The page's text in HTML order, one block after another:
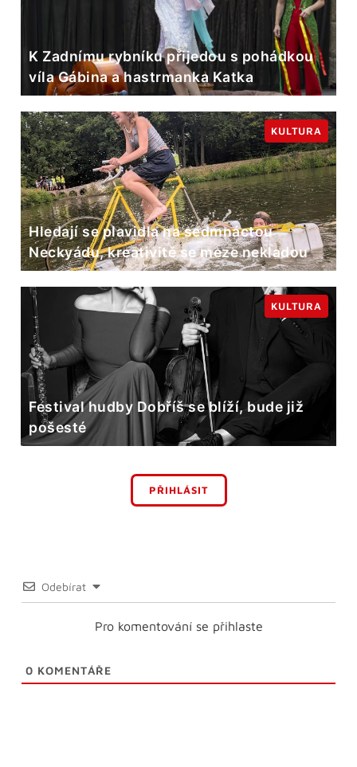
K Zadnímu rybníku přijedou s pohádkou
víla Gábina a hastrmanka Katka
Hledají se plavidla na sedmnáctou
Neckyádu, kreativitě se meze nekladou
KULTURA
Festival hudby Dobříš se blíží, bude již
pošesté
KULTURA
PŘIHLÁSIT
Odebírat
Pro komentování se přihlaste
0 KOMENTÁŘE